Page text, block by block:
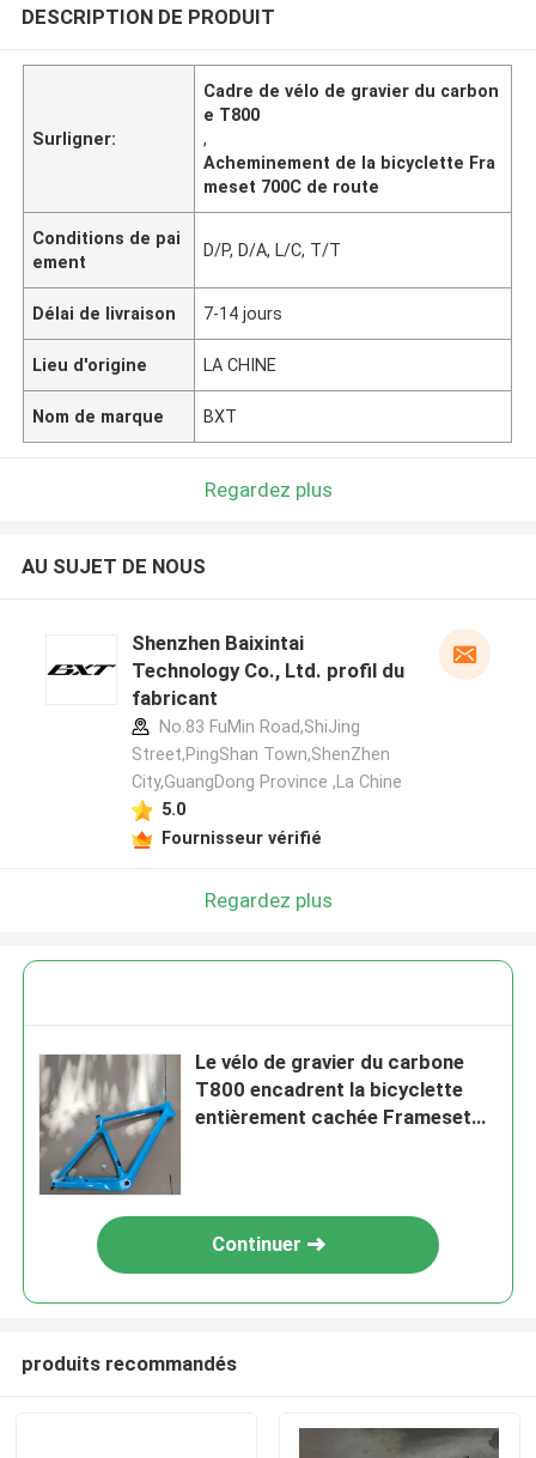
DESCRIPTION DE PRODUIT
Surligner:
Cadre de vélo de gravier du carbon
e T800
,
Acheminement de la bicyclette Fra
meset 700C de route
Conditions de pai
ement
D/P, D/A, L/C, T/T
Délai de livraison 7-14 jours
Lieu d'origine LA CHINE
Nom de marque BXT
Regardez plus
AU SUJET DE NOUS
Shenzhen Baixintai
Technology Co., Ltd. profil du
fabricant
No.83 FuMin Road,ShiJing
Street,PingShan Town,ShenZhen
City,GuangDong Province ,La Chine
5.0
Fournisseur vérifié
Regardez plus
Le vélo de gravier du carbone
T800 encadrent la bicyclette
entièrement cachée Frameset
Continuer
produits recommandés